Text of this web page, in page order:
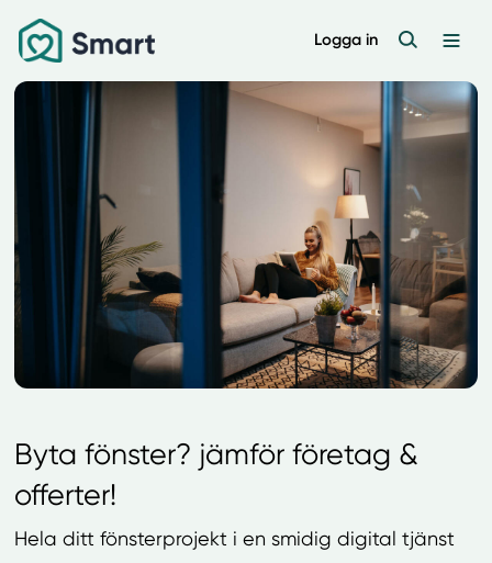
Logga in
Byta fönster? jämför företag &
offerter!
Hela ditt fönsterprojekt i en smidig digital tjänst